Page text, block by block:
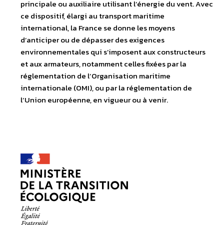
principale ou auxiliaire utilisant l’énergie du vent. Avec
ce dispositif, élargi au transport maritime
international, la France se donne les moyens
d’anticiper ou de dépasser des exigences
environnementales qui s’imposent aux constructeurs
et aux armateurs, notamment celles fixées par la
réglementation de l’Organisation maritime
internationale (OMI), ou par la réglementation de
l’Union européenne, en vigueur ou à venir.